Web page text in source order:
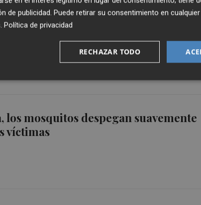
de reconocer caras humanas a
los mosquitos despegan suavemente
víctimas
de publicidad. Puede retirar su consentimiento en
. Política de privacidad
RECHAZAR TODO